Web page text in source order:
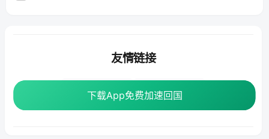
下载App免费加速回国
下载App免费加速回国
友情链接